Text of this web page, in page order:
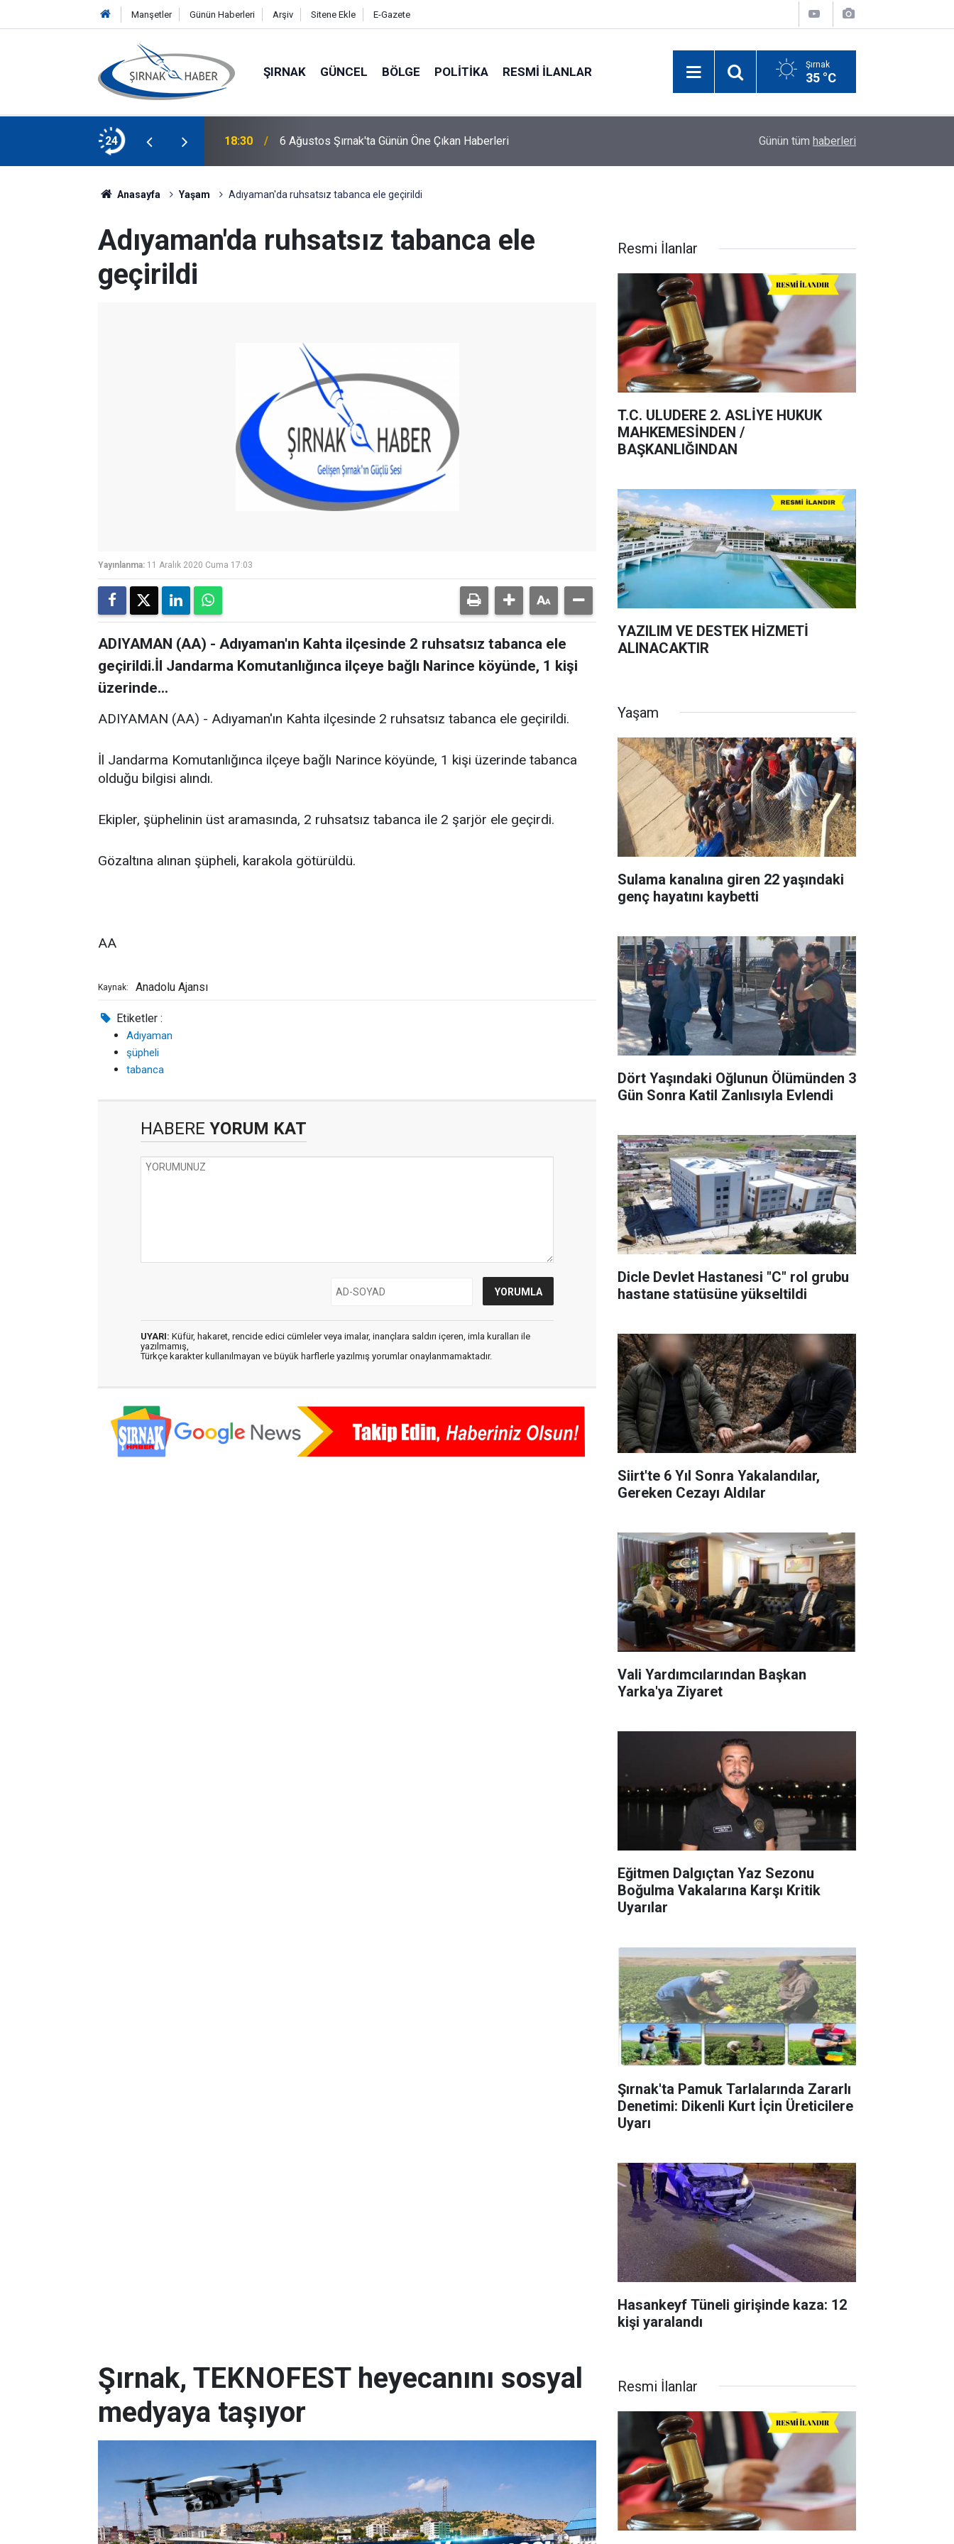
Manşetler Günün Haberleri Arşiv Sitene Ekle E-Gazete
ŞIRNAK GÜNCEL BÖLGE POLITIKA RESMI İLANLAR Şırnak
35 °C
24
3 Gün Sonra Katil Zanlısıyla Evlendi 18:30 6 Ağustos Şırnak'ta Günün Öne Çıkan Haberleri Dicle Devlet Hastanesi "C" rol grubu hastane
Günün tüm haberleri
Anasayfa Yaşam Adıyaman'da ruhsatsız tabanca ele geçirildi
Adıyaman'da ruhsatsız tabanca ele
geçirildi
Yayınlanma: 11 Aralık 2020 Cuma 17:03
ADIYAMAN (AA) - Adıyaman'ın Kahta ilçesinde 2 ruhsatsız tabanca ele
geçirildi.İl Jandarma Komutanlığınca ilçeye bağlı Narince köyünde, 1 kişi
üzerinde...
ADIYAMAN (AA) - Adıyaman'ın Kahta ilçesinde 2 ruhsatsız tabanca ele geçirildi.
İl Jandarma Komutanlığınca ilçeye bağlı Narince köyünde, 1 kişi üzerinde tabanca
olduğu bilgisi alındı.
Ekipler, şüphelinin üst aramasında, 2 ruhsatsız tabanca ile 2 şarjör ele geçirdi.
Gözaltına alınan şüpheli, karakola götürüldü.
AA
Kaynak: Anadolu Ajansı
Etiketler :
Adıyaman
şüpheli
tabanca
HABERE YORUM KAT
UYARI: Küfür, hakaret, rencide edici cümleler veya imalar, inançlara saldırı içeren, imla kuralları ile
yazılmamış,
Türkçe karakter kullanılmayan ve büyük harflerle yazılmış yorumlar onaylanmamaktadır.
Resmi İlanlar
T.C. ULUDERE 2. ASLİYE HUKUK
MAHKEMESİNDEN /
BAŞKANLIĞINDAN
YAZILIM VE DESTEK HİZMETİ
ALINACAKTIR
Yaşam
Sulama kanalına giren 22 yaşındaki
genç hayatını kaybetti
Dört Yaşındaki Oğlunun Ölümünden 3
Gün Sonra Katil Zanlısıyla Evlendi
Dicle Devlet Hastanesi "C" rol grubu
hastane statüsüne yükseltildi
Siirt'te 6 Yıl Sonra Yakalandılar,
Gereken Cezayı Aldılar
Vali Yardımcılarından Başkan
Yarka'ya Ziyaret
Eğitmen Dalgıçtan Yaz Sezonu
Boğulma Vakalarına Karşı Kritik
Uyarılar
Şırnak'ta Pamuk Tarlalarında Zararlı
Denetimi: Dikenli Kurt İçin Üreticilere
Uyarı
Hasankeyf Tüneli girişinde kaza: 12
kişi yaralandı
Şırnak, TEKNOFEST heyecanını sosyal
medyaya taşıyor
Resmi İlanlar